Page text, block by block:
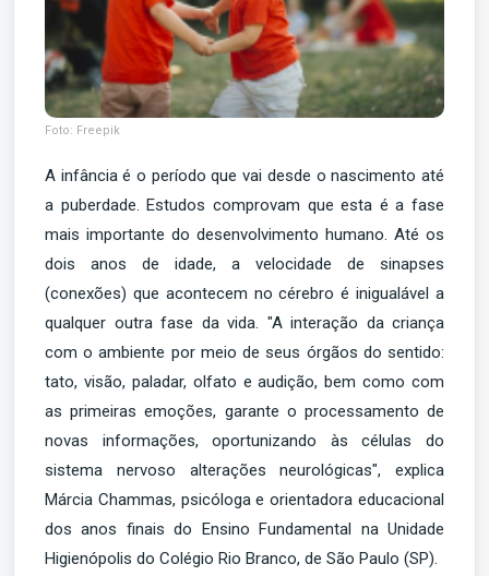
Foto: Freepik
A infância é o período que vai desde o nascimento até
a puberdade. Estudos comprovam que esta é a fase
mais importante do desenvolvimento humano. Até os
dois anos de idade, a velocidade de sinapses
(conexões) que acontecem no cérebro é inigualável a
qualquer outra fase da vida. "A interação da criança
com o ambiente por meio de seus órgãos do sentido:
tato, visão, paladar, olfato e audição, bem como com
as primeiras emoções, garante o processamento de
novas informações, oportunizando às células do
sistema nervoso alterações neurológicas", explica
Márcia Chammas, psicóloga e orientadora educacional
dos anos finais do Ensino Fundamental na Unidade
Higienópolis do Colégio Rio Branco, de São Paulo (SP).